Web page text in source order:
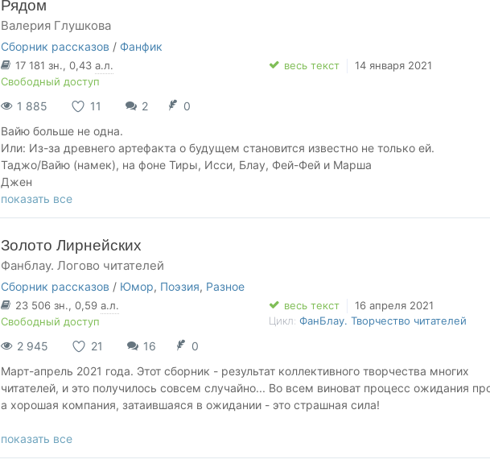
Сайдстори, юмор
Посвящается прекрасной Тайге Ри и её невероятной серии "Последняя из рода Блау"
(Грозовая охота), а также Белому солнцу дознавателей.
Также большое спасибо за обложку нашим дражайшим организаторам.
Рядом
Валерия Глушкова
Сборник рассказов / Фанфик
17 181 зн., 0,43 а.л.
Свободный доступ
весь текст 14 января 2021
1 885 11 2
0
Вайю больше не одна.
Или: Из-за древнего артефакта о будущем становится известно не только ей.
Таджо/Вайю (намек), на фоне Тиры, Исси, Блау, Фей-Фей и Марша
Джен
Драббл
G
Посвящается прекрасной Тайге Ри и её невероятной серии "Последняя из рода Блау"
(Грозовая охота), а также Белому солнцу дознавателей.
Также большое спасибо нашим дражайшим организаторам за прекрасное мероприятие,
толкнувшее меня написать эту работу.
показать все
Золото Лирнейских
Фанблау. Логово читателей
Сборник рассказов / Юмор, Поэзия, Разное
23 506 зн., 0,59 а.л.
Свободный доступ
весь текст
16 апреля 2021
Цикл: ФанБлау. Творчество читателей
2 945 21 16
0
Март-апрель 2021 года. Этот сборник - результат коллективного творчества многих
читателей, и это получилось совсем случайно... Во всем виноват процесс ожидания
а хорошая компания, затаившаяся в ожидании - это страшная сила!
Спасибо Tundra и Censura Morum за помощь!!!
показать все